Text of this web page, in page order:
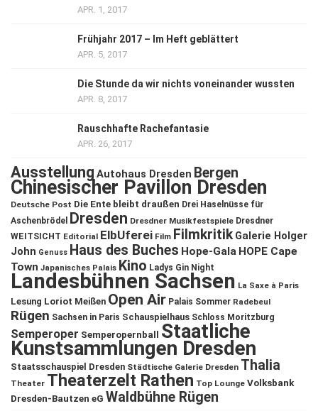
APR. 1, 2017
Frühjahr 2017 – Im Heft geblättert
APR. 5, 2017
Die Stunde da wir nichts voneinander wussten
APR. 8, 2017
Rauschhafte Rachefantasie
APR. 26, 2017
Ausstellung Autohaus Dresden Bergen
Chinesischer Pavillon Dresden
Deutsche Post Die Ente bleibt draußen Drei Haselnüsse für
Aschenbrödel
Dresden Dresdner Musikfestspiele Dresdner
WEITSICHT Editorial ElbUferei Film Filmkritik Galerie Holger
John Genuss Haus des Buches Hope-Gala HOPE Cape
Town Japanisches Palais Kino Ladys Gin Night
Landesbühnen Sachsen La Saxe à Paris
Lesung Loriot Meißen Open Air Palais Sommer Radebeul
Rügen Sachsen in Paris Schauspielhaus Schloss Moritzburg
Semperoper Semperopernball Staatliche
Kunstsammlungen Dresden
Staatsschauspiel Dresden Städtische Galerie Dresden Thalia
Theater Theaterzelt Rathen Top Lounge Volksbank
Dresden-Bautzen eG Waldbühne Rügen